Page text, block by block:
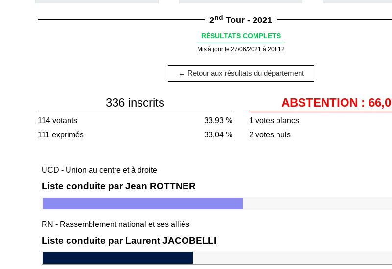
2nd Tour - 2021
RÉSULTATS COMPLETS
Mis à jour le 27/06/2021 à 20h12
← Retour aux résultats du département
336 inscrits
114 votants
33,93 %
111 exprimés
33,04 %
ABSTENTION :
1 votes blancs
2 votes nuls
UCD - Union au centre et à droite
Liste conduite par Jean ROTTNER
RN - Rassemblement national et ses alliés
Liste conduite par Laurent JACOBELLI